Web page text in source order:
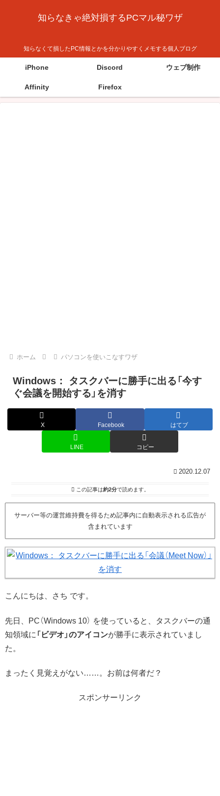
知らなきゃ絶対損するPCマル秘ワザ
知らなくて損したPC情報とかを分かりやすくメモする個人ブログ
iPhone Discord ウェブ制作
Affinity Firefox
ホーム パソコンを使いこなすワザ
Windows： タスクバーに勝手に出る「今す
ぐ会議を開始する」を消す
X Facebook はてブ
LINE コピー
2020.12.07
この記事は約2分で読めます。
サーバー等の運営維持費を得るため記事内に自動表示される広告が
含まれています
こんにちは、さち です。
先日、PC（Windows 10） を使っていると、タスクバーの通
知領域に 「ビデオ」のアイコンが勝手に表示されていまし
た。
まったく見覚えがない……。お前は何者だ？
スポンサーリンク